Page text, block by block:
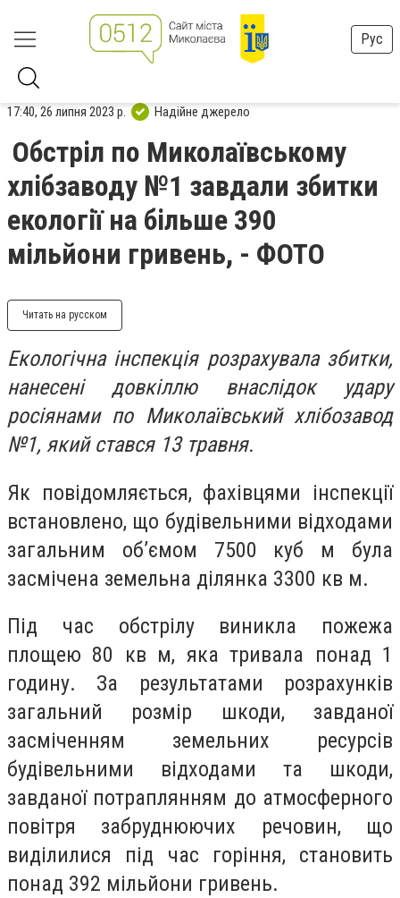
Рус
17:40, 26 липня 2023 р. Надійне джерело
Обстріл по Миколаївському
хлібзаводу №1 завдали збитки
екології на більше 390
мільйони гривень, - ФОТО
Читать на русском
Екологічна інспекція розрахувала збитки,
нанесені довкіллю внаслідок удару
росіянами по Миколаївський хлібозавод
№1, який стався 13 травня.
Як повідомляється, фахівцями інспекції
встановлено, що будівельними відходами
загальним об’ємом 7500 куб м була
засмічена земельна ділянка 3300 кв м.
Під час обстрілу виникла пожежа
площею 80 кв м, яка тривала понад 1
годину. За результатами розрахунків
загальний розмір шкоди, завданої
засміченням земельних ресурсів
будівельними відходами та шкоди,
завданої потраплянням до атмосферного
повітря забруднюючих речовин, що
виділилися під час горіння, становить
понад 392 мільйони гривень.